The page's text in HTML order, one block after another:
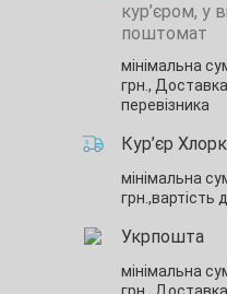
кур’єром, у
поштомат
мінімальна
грн.,
перевізника
Кур’єр
мінімальна
грн.,вартість
Укрпошта
мінімальна